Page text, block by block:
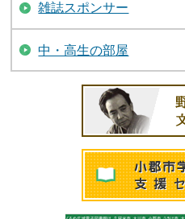
雑誌スポンサー
中・高生の部屋